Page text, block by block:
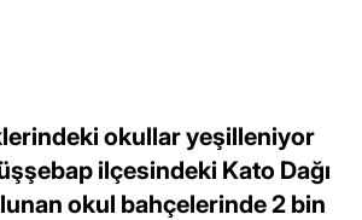
okullar yeşilleniyor
ilçesindeki Kato Dağı
okul bahçelerinde 2 bin